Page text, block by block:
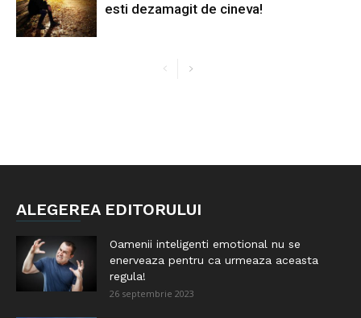
esti dezamagit de cineva!
ALEGEREA EDITORULUI
Oamenii inteligenti emotional nu se
enerveaza pentru ca urmeaza aceasta
regula!
26 septembrie 2023